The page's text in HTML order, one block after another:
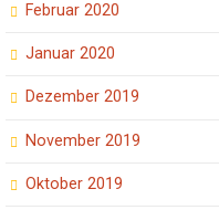
Februar 2020
Januar 2020
Dezember 2019
November 2019
Oktober 2019